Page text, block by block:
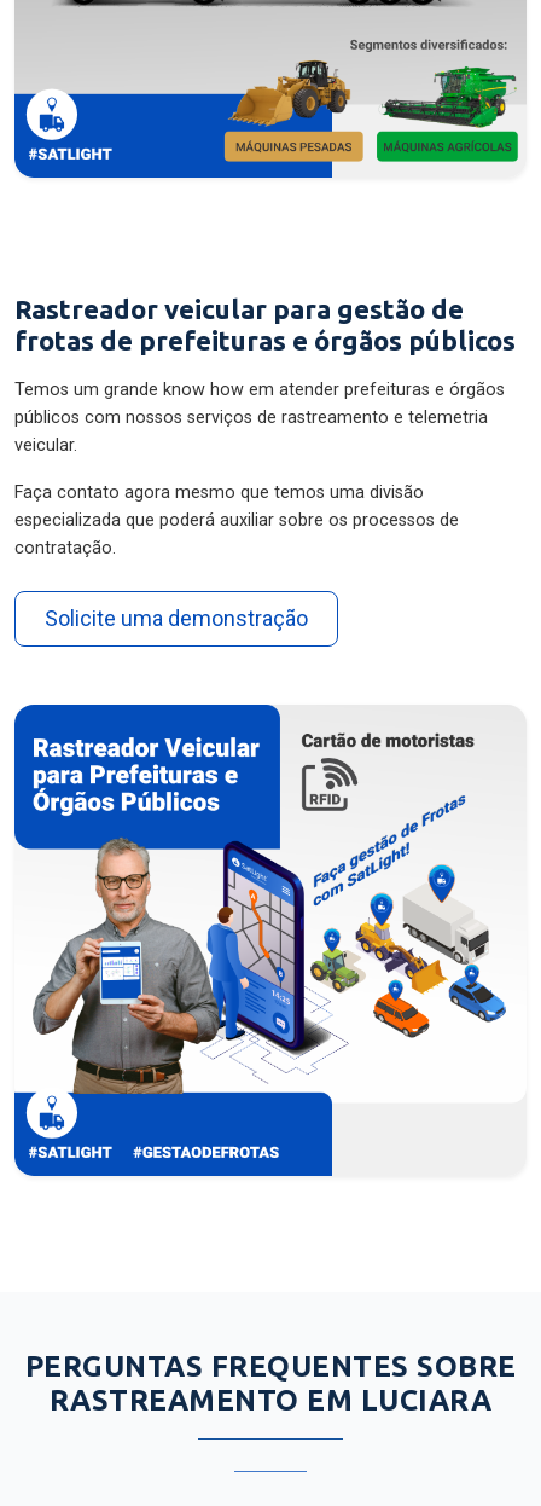
Rastreador veicular para gestão de
frotas de prefeituras e órgãos públicos
Temos um grande know how em atender prefeituras e órgãos
públicos com nossos serviços de rastreamento e telemetria
veicular.
Faça contato agora mesmo que temos uma divisão
especializada que poderá auxiliar sobre os processos de
contratação.
Solicite uma demonstração
PERGUNTAS FREQUENTES SOBRE
RASTREAMENTO EM LUCIARA